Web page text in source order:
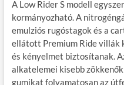
A Low Rider S modell
kormányozható. A
emulziós rugóstagok és a
ellátott Premium Ride villák
és kényelmet biztosítanak.
alkatelemei kisebb
gumikat folyamatosan az